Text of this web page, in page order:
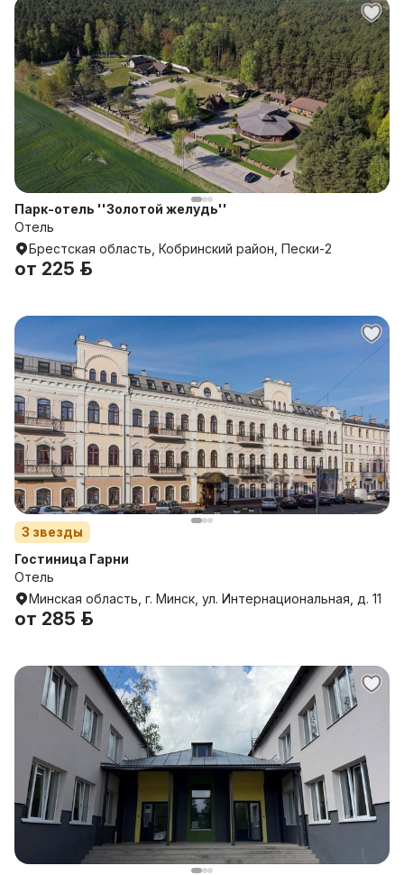
Парк-отель ''Золотой желудь''
Отель
Брестская область, Кобринский район, Пески-2
от 225 р.
3 звезды
Гостиница Гарни
Отель
Минская область, г. Минск, ул. Интернациональная, д. 11
от 285 р.